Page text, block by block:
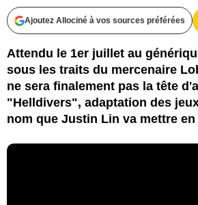
Ajoutez Allociné à vos sources préférées
Attendu le 1er juillet au
sous les traits du mercenaire
ne sera finalement pas la tête
"Helldivers", adaptation des
nom que Justin Lin va mettre en